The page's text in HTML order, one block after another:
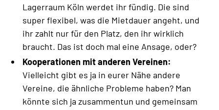
Lagerraum Köln werdet ihr fündig. Die sind
super flexibel, was die Mietdauer angeht, und
ihr zahlt nur für den Platz, den ihr wirklich
braucht. Das ist doch mal eine Ansage, oder?
Kooperationen mit anderen Vereinen:
Vielleicht gibt es ja in eurer Nähe andere
Vereine, die ähnliche Probleme haben? Man
könnte sich ja zusammentun und gemeinsam